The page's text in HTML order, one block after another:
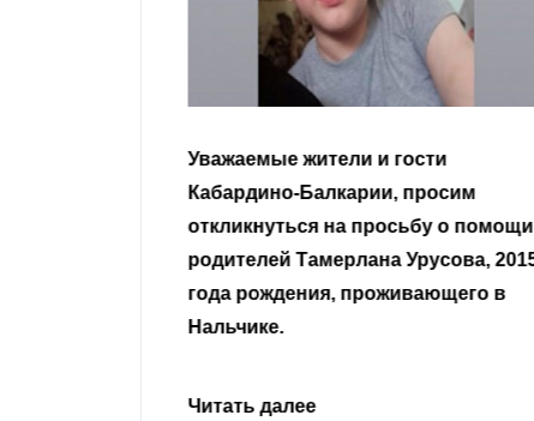
Уважаемые земляки и все
неравнодушные граждане.
Читать далее